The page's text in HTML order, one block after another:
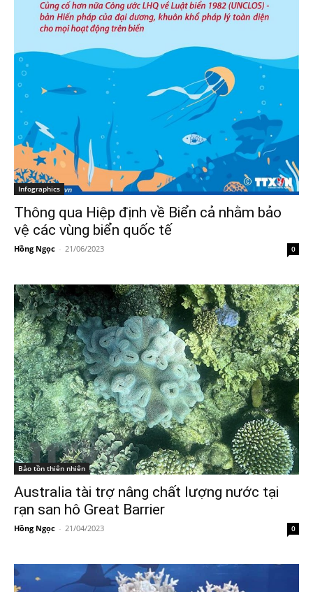
Infographics
Thông qua Hiệp định về Biển cả nhằm bảo
vệ các vùng biển quốc tế
Hồng Ngọc - 21/06/2023 0
Bảo tồn thiên nhiên
Australia tài trợ nâng chất lượng nước tại
rạn san hô Great Barrier
Hồng Ngọc - 21/04/2023 0